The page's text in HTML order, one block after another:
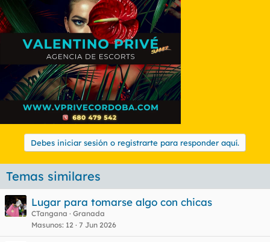
Debes iniciar sesión o registrarte para responder aquí.
Temas similares
Lugar para tomarse algo con chicas
CTangana
Granada
Masunos 12 7 Jun 2026